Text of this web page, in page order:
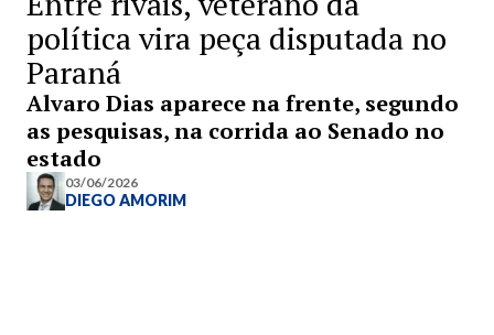
política vira peça disputada no
Paraná
Alvaro Dias aparece na frente, segundo
as pesquisas, na corrida ao Senado no
estado
03/06/2026
DIEGO AMORIM